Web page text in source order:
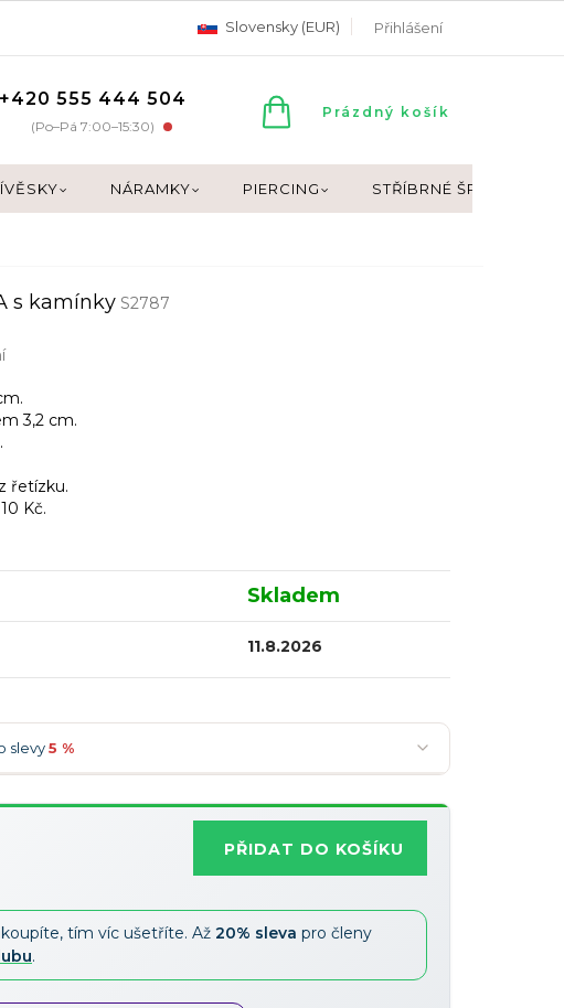
Slovensky (EUR) Přihlášení
+420 555 444 504
(Po–Pá 7:00–15:30)
NÁKUPNÍ
Prázdný košík
NÁRAMKY PIERCING STŘÍBRNÉ ŠPERKY
s kamínky S2787
3,2 cm.
řetízku.
Kč.
Skladem
11.8.2026
slevy5 %
Nejoblíbenější
PŘIDAT DO KOŠÍKU
tím víc ušetříte. Až 20% sleva pro členy
.